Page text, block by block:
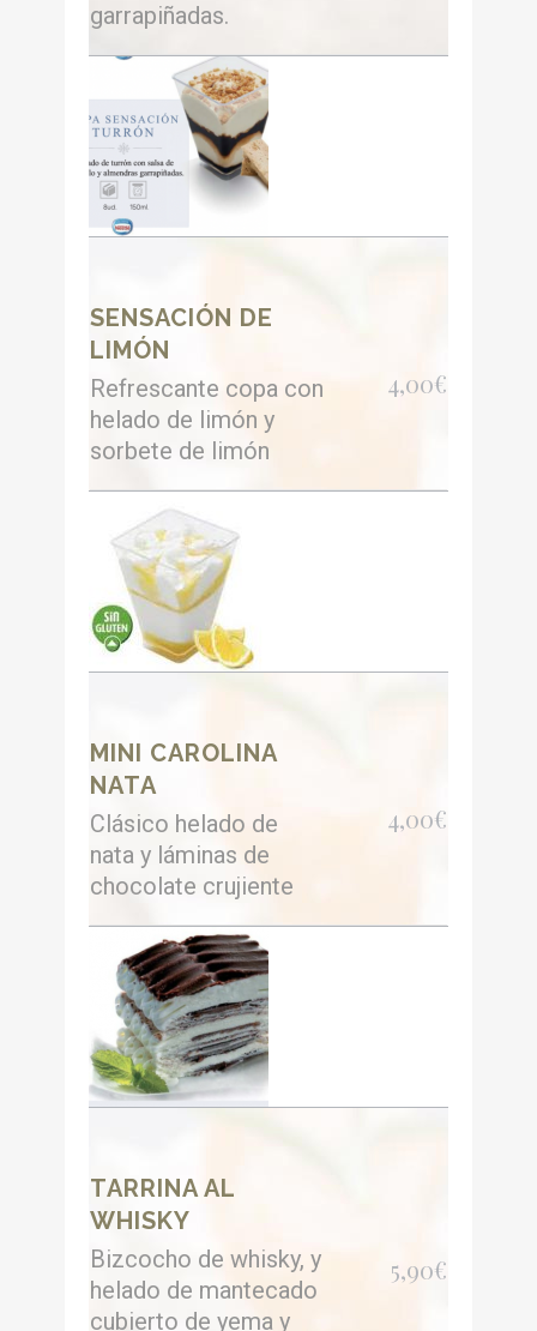
garrapiñadas.
SENSACIÓN DE
LIMÓN
Refrescante copa con
helado de limón y
sorbete de limón
4,00€
MINI CAROLINA
NATA
Clásico helado de
nata y láminas de
chocolate crujiente
4,00€
TARRINA AL
WHISKY
Bizcocho de whisky, y
helado de mantecado
cubierto de yema y
5,90€